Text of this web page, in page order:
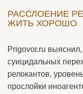
РАССЛОЕНИЕ
ЖИТЬ ХОРОШО
Prigovor.ru
суицидальных
релокантов,
прослойки